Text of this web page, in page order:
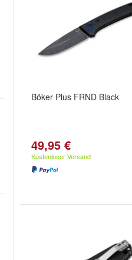
Böker Plus FRND Black
49,95 €
Kostenloser Versand